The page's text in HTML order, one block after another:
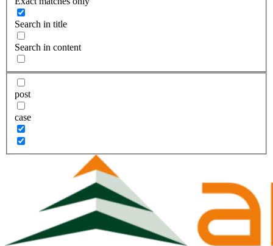
Search in title
Search in content
post
case